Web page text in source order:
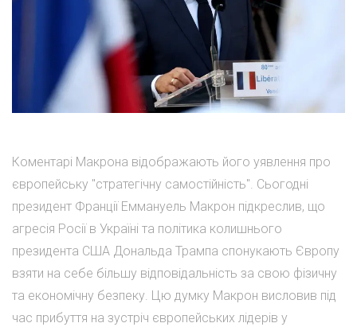
Коментарі Макрона відображають його уявлення про
європейську "стратегічну самостійність". Сьогодні
президент Франції Еммануель Макрон підкреслив, що
агресія Росії в Україні та політика колишнього
президента США Дональда Трампа спонукають Європу
взяти на себе більшу відповідальність за свою фізичну
та економічну безпеку. Цю думку Макрон висловив під
час прибуття на зустріч європейських лідерів у